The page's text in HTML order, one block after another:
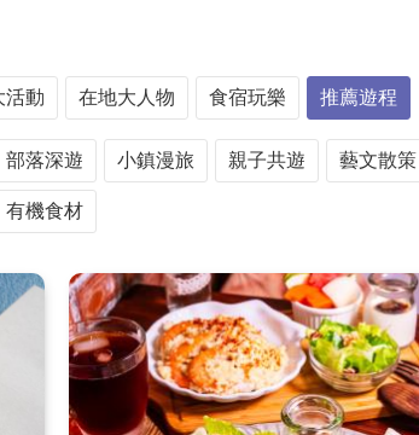
活動 在地大人物 食宿玩樂 推薦遊程
部落深遊 小鎮漫旅 親子共遊 藝文散策
有機食材